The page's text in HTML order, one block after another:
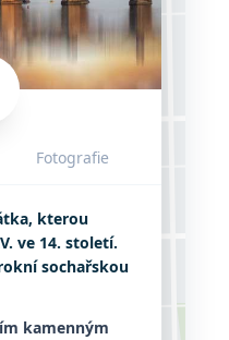
Fotografie
kterou
ve 14. století.
sochařskou
kamenným